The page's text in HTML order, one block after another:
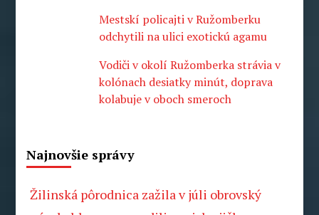
Mestskí policajti v Ružomberku
odchytili na ulici exotickú agamu
Vodiči v okolí Ružomberka strávia v
kolónach desiatky minút, doprava
kolabuje v oboch smeroch
Najnovšie správy
Žilinská pôrodnica zažila v júli obrovský